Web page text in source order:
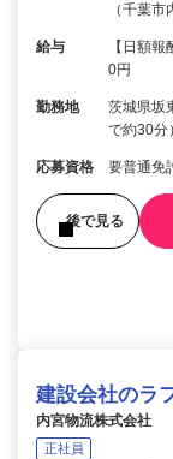
（千葉
給与
【日額
0円
勤務地
茨城県坂
で約30分）
応募資格 要普通免
後で見る
建設会社のラ
内宮物流株式会社
正社員